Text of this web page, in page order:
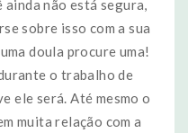
ainda não está segura,
sobre isso com a sua
doula procure uma!
o trabalho de
ele será. Até mesmo o
muita relação com a